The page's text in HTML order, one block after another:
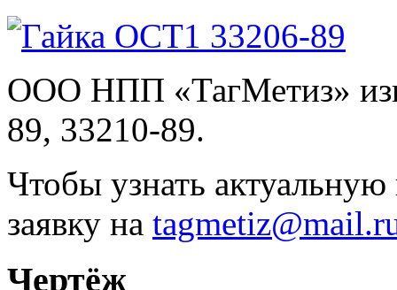
ООО НПП «ТагМетиз»
89, 33210-89.
Чтобы узнать
заявку на
Чертёж